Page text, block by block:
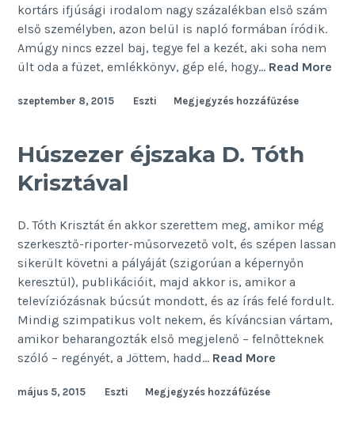
kortárs ifjúsági irodalom nagy százalékban első szám
első személyben, azon belül is napló formában íródik.
Amúgy nincs ezzel baj, tegye fel a kezét, aki soha nem
ült oda a füzet, emlékkönyv, gép elé, hogy… Read More
szeptember 8, 2015 Eszti Megjegyzés hozzáfűzése
Húszezer éjszaka D. Tóth
Krisztával
D. Tóth Krisztát én akkor szerettem meg, amikor még
szerkesztő-riporter-műsorvezető volt, és szépen lassan
sikerült követni a pályáját (szigorúan a képernyőn
keresztül), publikációit, majd akkor is, amikor a
televíziózásnak búcsút mondott, és az írás felé fordult.
Mindig szimpatikus volt nekem, és kíváncsian vártam,
amikor beharangozták első megjelenő – felnőtteknek
szóló – regényét, a Jöttem, hadd… Read More
május 5, 2015 Eszti Megjegyzés hozzáfűzése